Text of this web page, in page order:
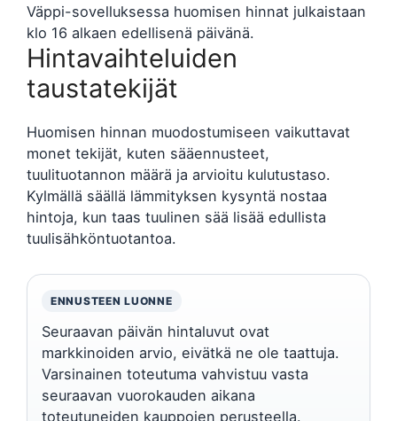
Väppi-sovelluksessa huomisen hinnat julkaistaan
klo 16 alkaen edellisenä päivänä.
Hintavaihteluiden
taustatekijät
Huomisen hinnan muodostumiseen vaikuttavat
monet tekijät, kuten sääennusteet,
tuulituotannon määrä ja arvioitu kulutustaso.
Kylmällä säällä lämmityksen kysyntä nostaa
hintoja, kun taas tuulinen sää lisää edullista
tuulisähköntuotantoa.
ENNUSTEEN LUONNE
Seuraavan päivän hintaluvut ovat
markkinoiden arvio, eivätkä ne ole taattuja.
Varsinainen toteutuma vahvistuu vasta
seuraavan vuorokauden aikana
toteutuneiden kauppojen perusteella.